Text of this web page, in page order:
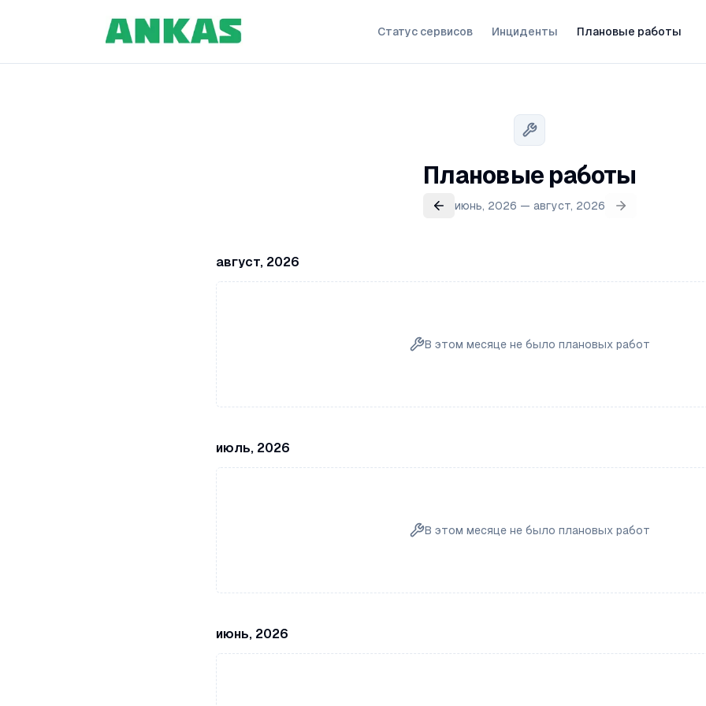
Статус сервисов Инциденты Плановые работы
Плановые работы
июнь, 2026 — август, 2026
август, 2026
В этом месяце не было плановых работ
июль, 2026
В этом месяце не было плановых работ
июнь, 2026